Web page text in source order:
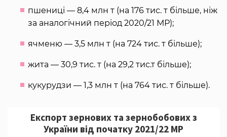
пшениці — 8,4 млн т (на 176 тис. т більше, ніж
за аналогічний період 2020/21 МР);
ячменю — 3,5 млн т (на 724 тис. т більше);
жита — 30,9 тис. т (на 29,2 тис.т більше);
кукурудзи — 1,3 млн т (на 764 тис. т більше).